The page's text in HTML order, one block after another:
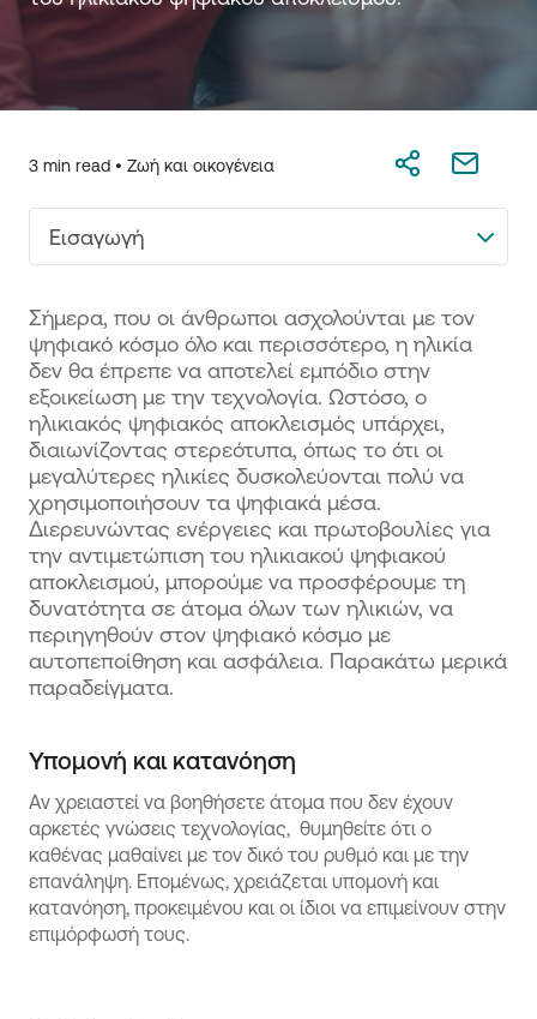
3 min read • Ζωή και οικογένεια
Εισαγωγή
Σήμερα, που οι άνθρωποι ασχολούνται με τον
ψηφιακό κόσμο όλο και περισσότερο, η ηλικία
δεν θα έπρεπε να αποτελεί εμπόδιο στην
εξοικείωση με την τεχνολογία. Ωστόσο, ο
ηλικιακός ψηφιακός αποκλεισμός υπάρχει,
διαιωνίζοντας στερεότυπα, όπως το ότι οι
μεγαλύτερες ηλικίες δυσκολεύονται πολύ να
χρησιμοποιήσουν τα ψηφιακά μέσα.
Διερευνώντας ενέργειες και πρωτοβουλίες για
την αντιμετώπιση του ηλικιακού ψηφιακού
αποκλεισμού, μπορούμε να προσφέρουμε τη
δυνατότητα σε άτομα όλων των ηλικιών, να
περιηγηθούν στον ψηφιακό κόσμο με
αυτοπεποίθηση και ασφάλεια. Παρακάτω μερικά
παραδείγματα.
Υπομονή και κατανόηση
Αν χρειαστεί να βοηθήσετε άτομα που δεν έχουν
αρκετές γνώσεις τεχνολογίας, θυμηθείτε ότι ο
καθένας μαθαίνει με τον δικό του ρυθμό και με την
επανάληψη. Επομένως, χρειάζεται υπομονή και
κατανόηση, προκειμένου και οι ίδιοι να επιμείνουν στην
επιμόρφωσή τους.